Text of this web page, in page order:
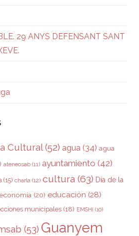
29 ANYS DEFENSANT SANT
Cultural(52) agua (34) agua
ateneosab (11) ayuntamiento (42)
(15) charla (12) cultura (63) Día de la
(20) educación (28)
municipales (18) EMSHI (10)
(53) Guanyem